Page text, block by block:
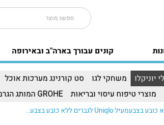
קונים עבורך בארה"ב ובאירופה
יוניקלו משחקי לגו סט קורנינג מערכות אוכל
מוצרי טיפוח עיסוי ובריאות GROHE המותג הגרמני המוביל